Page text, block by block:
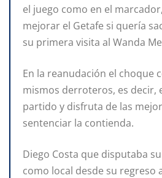
el juego como en el
mejorar el Getafe si quería
su primera visita al Wanda
En la reanudación el choque
mismos derroteros, es decir,
partido y disfruta de las
sentenciar la contienda.
Diego Costa que disputaba
como local desde su regreso